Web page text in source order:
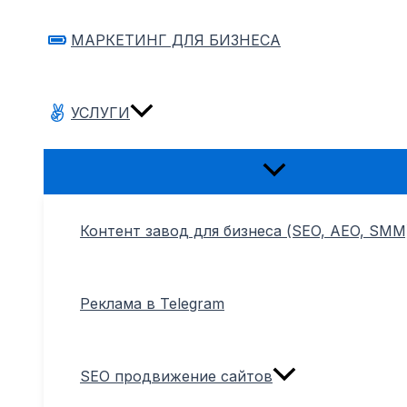
МАРКЕТИНГ ДЛЯ БИЗНЕСА
УСЛУГИ
Переключатель
Контент завод для бизнеса (SEO, AEO,
Реклама в Telegram
SEO продвижение сайтов